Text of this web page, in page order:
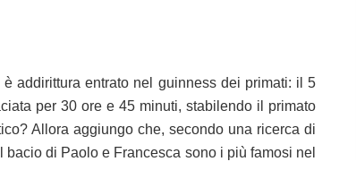
addirittura entrato nel guinness dei primati: il 5
per 30 ore e 45 minuti, stabilendo il primato
Allora aggiungo che, secondo una ricerca di
di Paolo e Francesca sono i più famosi nel